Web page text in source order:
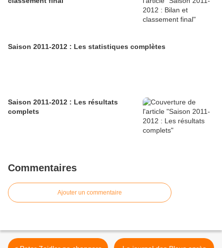
Saison 2011-2012 : Les statistiques complètes
Saison 2011-2012 : Les résultats
complets
Commentaires
Ajouter un commentaire